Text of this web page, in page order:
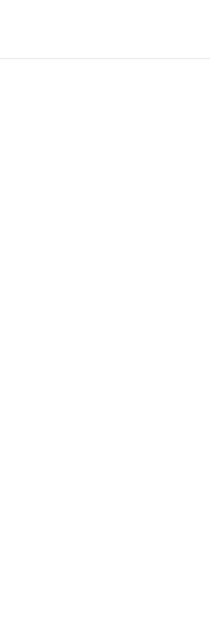
체결의 건